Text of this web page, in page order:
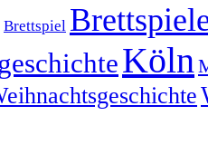
Brettspiel
Köln